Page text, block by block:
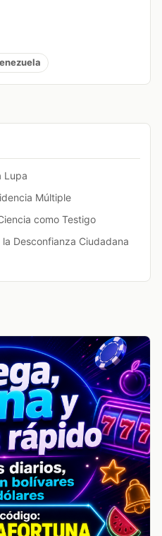
Lupa
Múltiple
como Testigo
Desconfianza Ciudadana